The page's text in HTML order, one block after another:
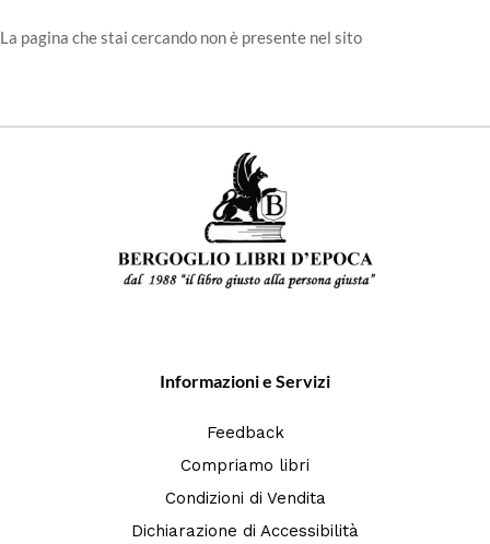
La pagina che stai cercando non è presente nel sito
Informazioni e Servizi
Feedback
Compriamo libri
Condizioni di Vendita
Dichiarazione di Accessibilità